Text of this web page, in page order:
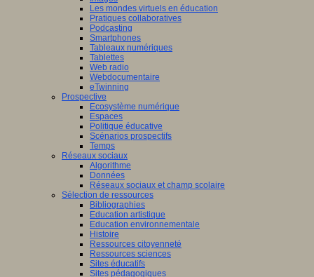
Les mondes virtuels en éducation
Pratiques collaboratives
Podcasting
Smartphones
Tableaux numériques
Tablettes
Web radio
Webdocumentaire
eTwinning
Prospective
Ecosystème numérique
Espaces
Politique éducative
Scénarios prospectifs
Temps
Réseaux sociaux
Algorithme
Données
Réseaux sociaux et champ scolaire
Sélection de ressources
Bibliographies
Education artistique
Education environnementale
Histoire
Ressources citoyenneté
Ressources sciences
Sites éducatifs
Sites pédagogiques